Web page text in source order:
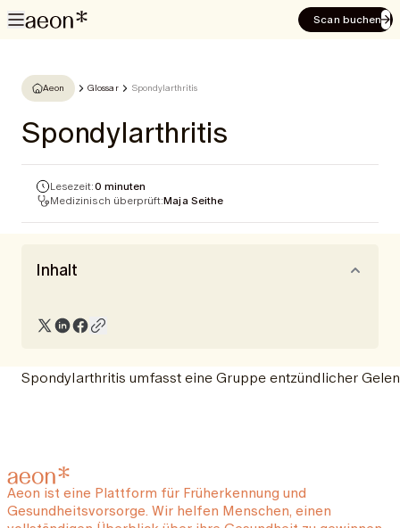
Scan buchen
Aeon Glossar Spondylarthritis
Spondylarthritis
Lesezeit:0 minuten
Medizinisch überprüft:Maja Seithe
Inhalt
Spondylarthritis umfasst eine Gruppe entzündlicher
Aeon ist eine Plattform für Früherkennung und
Gesundheitsvorsorge. Wir helfen Menschen, einen